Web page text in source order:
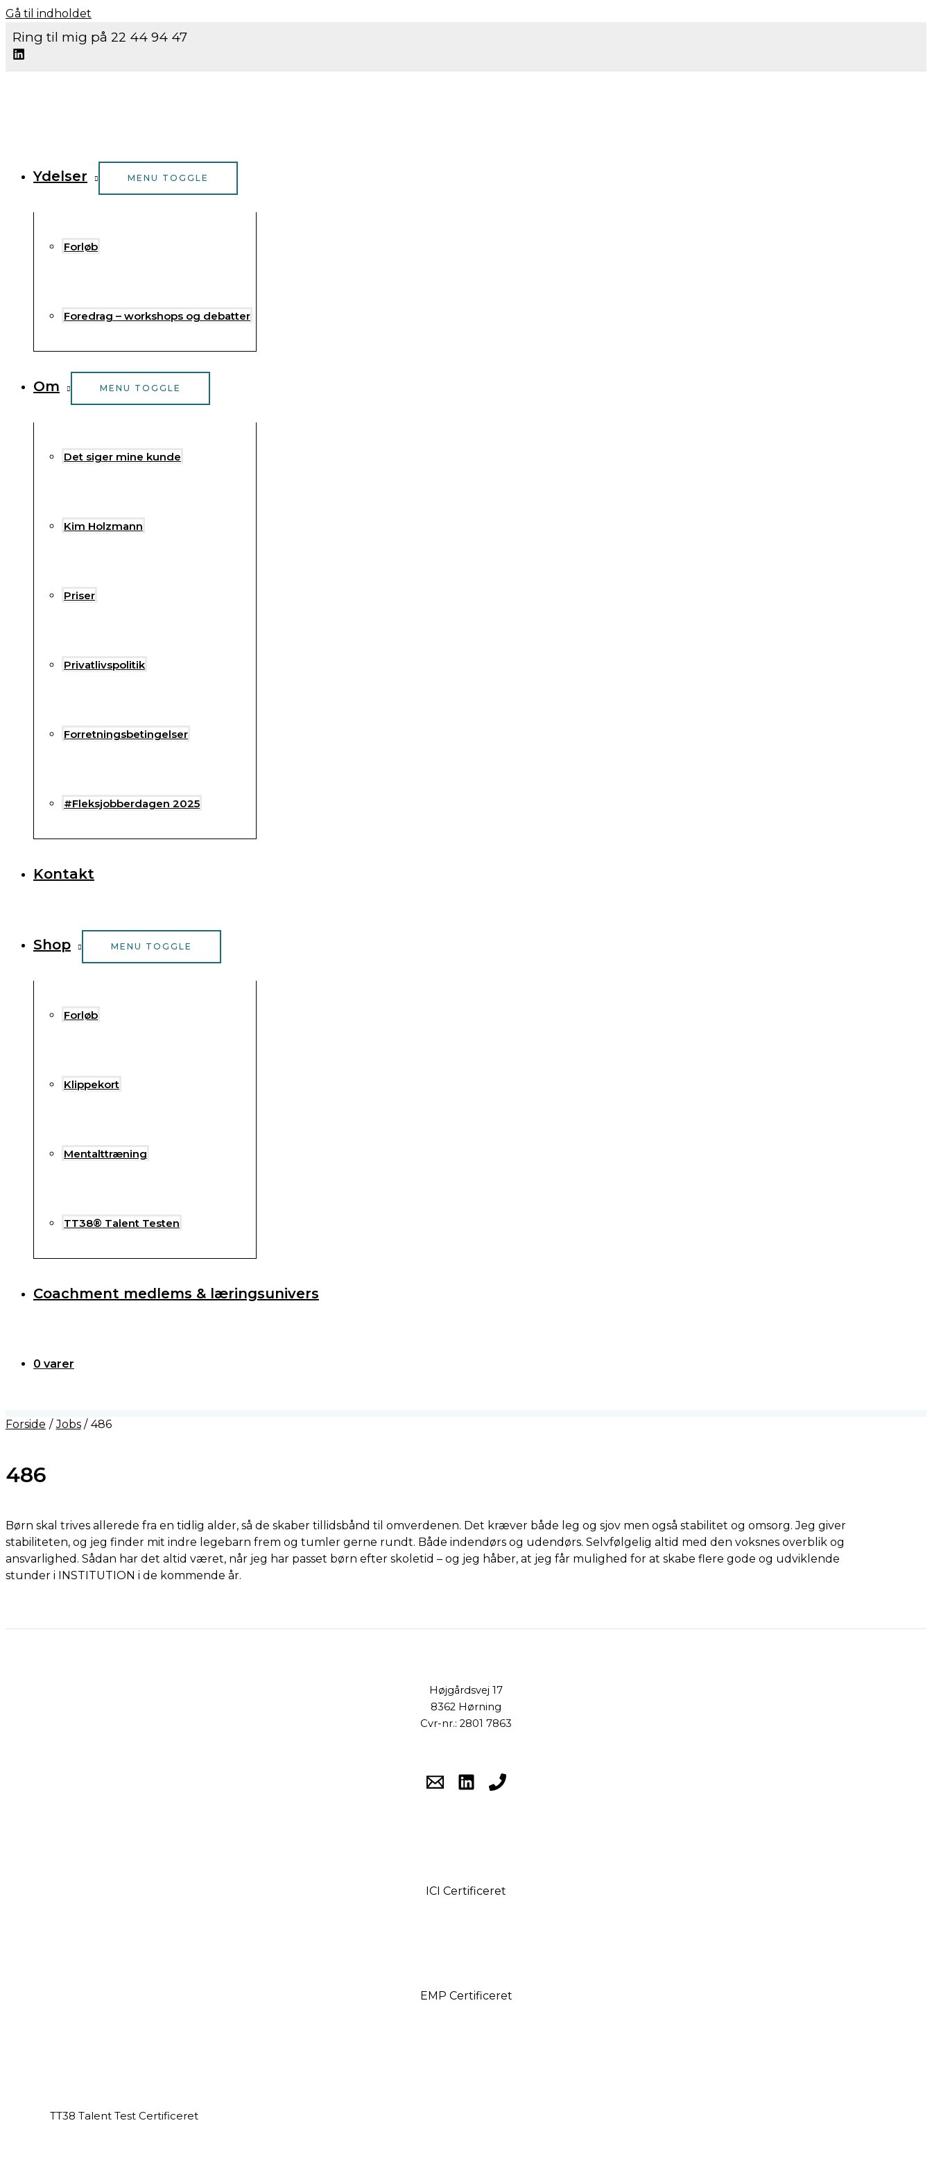
Gå til indholdet
Ring til mig på 22 44 94 47
Ydelser MENU TOGGLE
Forløb
Foredrag – workshops og debatter
Om MENU TOGGLE
Det siger mine kunde
Kim Holzmann
Priser
Privatlivspolitik
Forretningsbetingelser
#Fleksjobberdagen 2025
Kontakt
Shop MENU TOGGLE
Forløb
Klippekort
Mentalttræning
TT38® Talent Testen
Coachment medlems & læringsunivers
0 varer
Forside Jobs 486
486
Børn skal trives allerede fra en tidlig alder, så de skaber tillidsbånd til omverdenen. Det kræver både leg og sjov men også stabilitet og omsorg. Jeg giver
stabiliteten, og jeg finder mit indre legebarn frem og tumler gerne rundt. Både indendørs og udendørs. Selvfølgelig altid med den voksnes overblik og
ansvarlighed. Sådan har det altid været, når jeg har passet børn efter skoletid – og jeg håber, at jeg får mulighed for at skabe flere gode og udviklende
stunder i INSTITUTION i de kommende år.
Højgårdsvej 17
8362 Hørning
Cvr-nr.: 2801 7863
ICI Certificeret
EMP Certificeret
TT38 Talent Test Certificeret